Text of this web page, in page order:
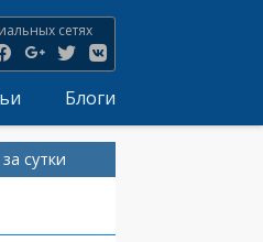
сетях
Блоги
сутки